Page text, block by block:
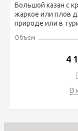
Большой казан с
жаркое или плов
природе или в
Объем
4
В